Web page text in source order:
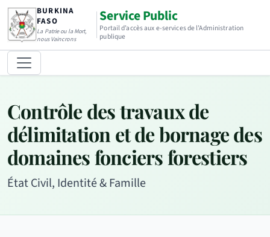
BURKINA
FASO
La Patrie ou la Mort,
nous Vaincrons
Service Public
Portail d’accès aux e-services de l’Administration
publique
Contrôle des travaux de
délimitation et de bornage des
domaines fonciers forestiers
État Civil, Identité & Famille